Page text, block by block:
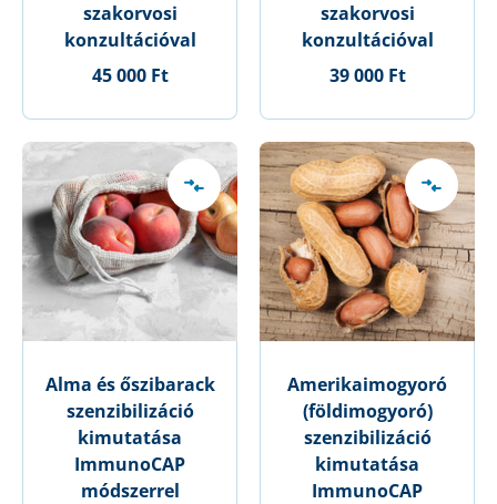
szakorvosi
konzultációval
45 000 Ft
szakorvosi
konzultációval
39 000 Ft
Alma és őszibarack
szenzibilizáció
kimutatása
ImmunoCAP
módszerrel
Amerikaimogyoró
(földimogyoró)
szenzibilizáció
kimutatása
ImmunoCAP